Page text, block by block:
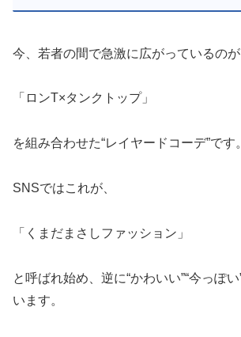
今、若者の間で急激に広がっているのが
「ロンT×タンクトップ」
を組み合わせた“レイヤードコーデ”です。
SNSではこれが、
「くまだまさしファッション」
と呼ばれ始め、逆に“かわいい”“今っぽ
います。